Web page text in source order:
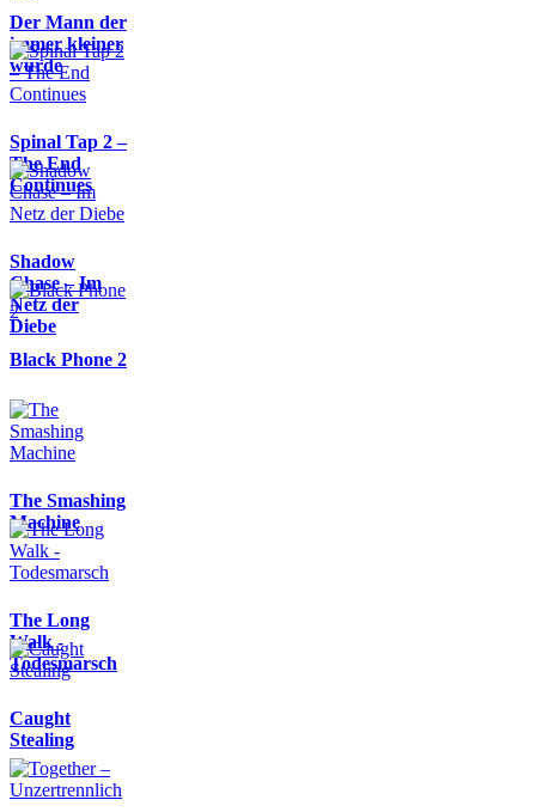
Der Mann der
immer kleiner
wurde
Spinal Tap 2 –
The End
Continues
Shadow
Chase – Im
Netz der
Diebe
Black Phone 2
The Smashing
Machine
The Long
Walk -
Todesmarsch
Caught
Stealing